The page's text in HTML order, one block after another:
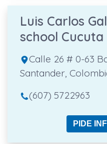
Luis Carlos
school Cucuta
Calle 26 # 0-63
Santander,
(607) 5722963
PIDE